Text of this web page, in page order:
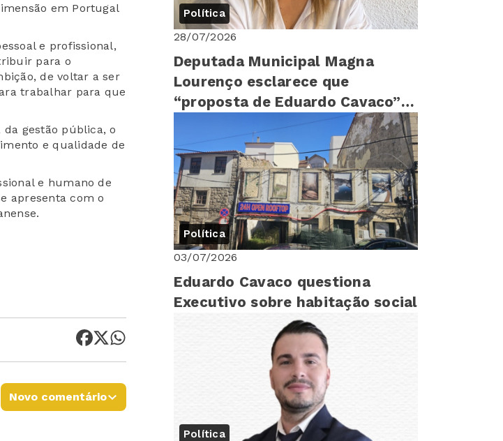
em Portugal
e profissional,
para o
de voltar a ser
trabalhar para que
gestão pública, o
e qualidade de
e humano de
apresenta com o
Novo comentário
Política
28/07/2026
Deputada Municipal Magna
Lourenço esclarece que
“proposta de Eduardo Cavaco”
foi apresentada por si “em
Assembleia Mu...
Política
03/07/2026
Eduardo Cavaco questiona
Executivo sobre habitação social
Política